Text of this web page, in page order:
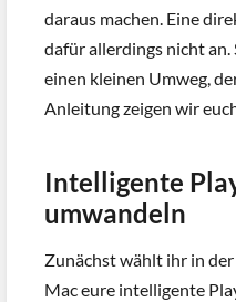
daraus machen. Eine
dafür allerdings nicht
einen kleinen Umweg,
Anleitung zeigen wir
Intelligente
umwandeln
Zunächst wählt ihr in
Mac eure intelligente